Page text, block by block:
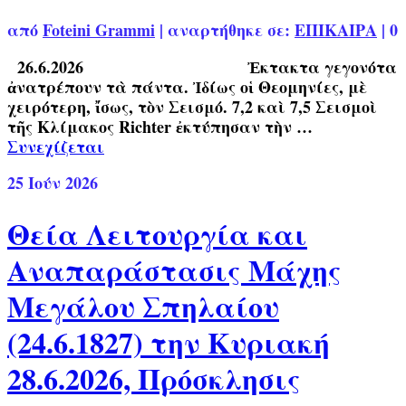
απόFoteini Grammi | αναρτήθηκε σε: ΕΠΙΚΑΙΡΑ | 0
26.6.2026 Ἐκτακτα γεγονότα
ἀνατρέπουν τὰ πάντα. Ἰδίως οἱ Θεομηνίες, μὲ
χειρότερη, ἴσως, τὸν Σεισμό. 7,2 καὶ 7,5 Σεισμοὶ
τῆς Κλίμακος Richter ἐκτύπησαν τὴν …
Συνεχίζεται
25Ιούν 2026
Θεία Λειτουργία και
Αναπαράστασις Μάχης
Μεγάλου Σπηλαίου
(24.6.1827) την Κυριακή
28.6.2026, Πρόσκλησις